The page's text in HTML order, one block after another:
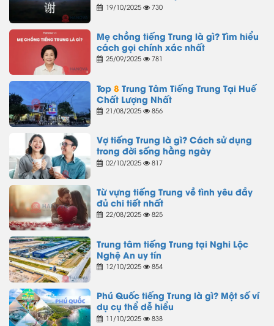
19/10/2025 730
Mẹ chồng tiếng Trung là gì? Tìm hiểu
cách gọi chính xác nhất
25/09/2025 781
Top 8 Trung Tâm Tiếng Trung Tại Huế
Chất Lượng Nhất
21/08/2025 856
Vợ tiếng Trung là gì? Cách sử dụng
trong đời sống hằng ngày
02/10/2025 817
Từ vựng tiếng Trung về tình yêu đầy
đủ chi tiết nhất
22/08/2025 825
Trung tâm tiếng Trung tại Nghi Lộc
Nghệ An uy tín
12/10/2025 854
Phú Quốc tiếng Trung là gì? Một số ví
dụ cụ thể dễ hiểu
11/10/2025 838